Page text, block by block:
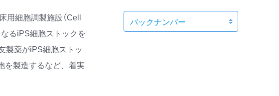
用細胞調製施設（Cell
るiPS細胞ストックを
製薬がiPS細胞ストッ
を製造するなど、着実